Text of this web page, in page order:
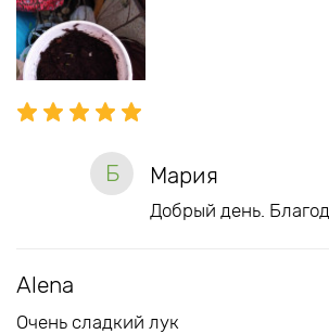
Б Мария
Добрый день.
Alena
Очень сладкий лук